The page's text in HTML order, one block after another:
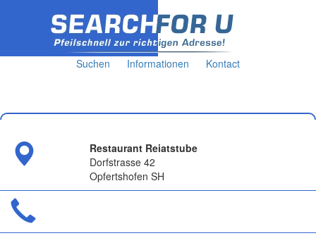
Suchen Informationen Kontact
Restaurant Reiatstube
Dorfstrasse 42
Opfertshofen SH